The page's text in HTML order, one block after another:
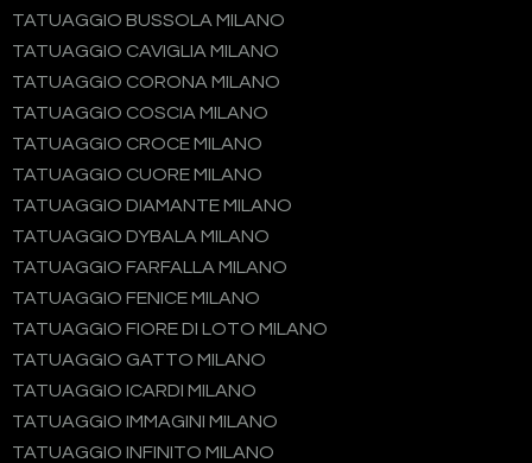
TATUAGGIO BUSSOLA MILANO
TATUAGGIO CAVIGLIA MILANO
TATUAGGIO CORONA MILANO
TATUAGGIO COSCIA MILANO
TATUAGGIO CROCE MILANO
TATUAGGIO CUORE MILANO
TATUAGGIO DIAMANTE MILANO
TATUAGGIO DYBALA MILANO
TATUAGGIO FARFALLA MILANO
TATUAGGIO FENICE MILANO
TATUAGGIO FIORE DI LOTO MILANO
TATUAGGIO GATTO MILANO
TATUAGGIO ICARDI MILANO
TATUAGGIO IMMAGINI MILANO
TATUAGGIO INFINITO MILANO